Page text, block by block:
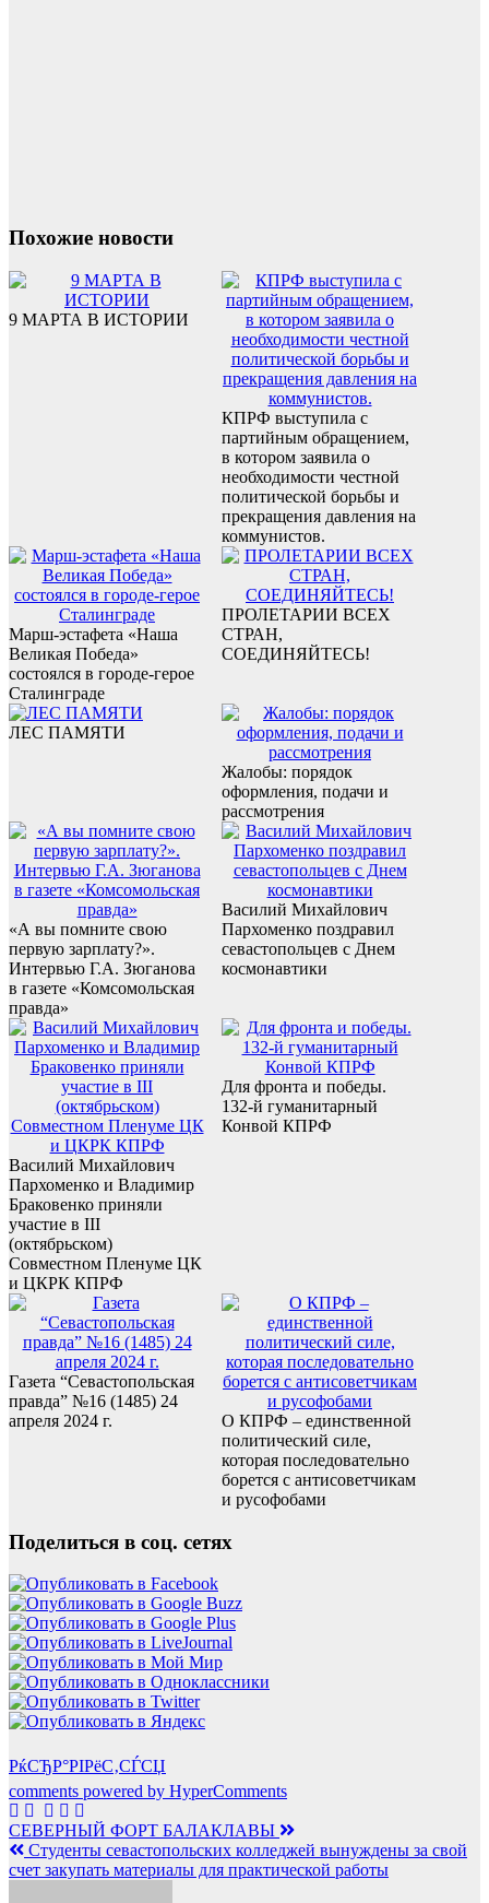
Похожие новости
9 МАРТА В ИСТОРИИ
КПРФ выступила с
партийным обращением,
в котором заявила о
необходимости честной
политической борьбы и
прекращения давления на
коммунистов.
Марш-эстафета «Наша
Великая Победа»
состоялся в городе-герое
Сталинграде
ПРОЛЕТАРИИ ВСЕХ
СТРАН,
СОЕДИНЯЙТЕСЬ!
ЛЕС ПАМЯТИ
Жалобы: порядок
оформления, подачи и
рассмотрения
«А вы помните свою
первую зарплату?».
Интервью Г.А. Зюганова
в газете «Комсомольская
правда»
Василий Михайлович
Пархоменко поздравил
севастопольцев с Днем
космонавтики
Василий Михайлович
Пархоменко и Владимир
Браковенко приняли
участие в III
(октябрьском)
Совместном Пленуме ЦК
и ЦКРК КПРФ
Для фронта и победы.
132-й гуманитарный
Конвой КПРФ
Газета “Севастопольская
правда” №16 (1485) 24
апреля 2024 г.
О КПРФ – единственной
политический силе,
которая последовательно
борется с антисоветчикам
и русофобами
Поделиться в соц. сетях
РќСЂР°РІРёС‚СЃСЏ
comments powered by HyperComments
Навигация
по
СЕВЕРНЫЙ ФОРТ БАЛАКЛАВЫ
Студенты севастопольских колледжей вынуждены за свой
счет закупать материалы для практической работы